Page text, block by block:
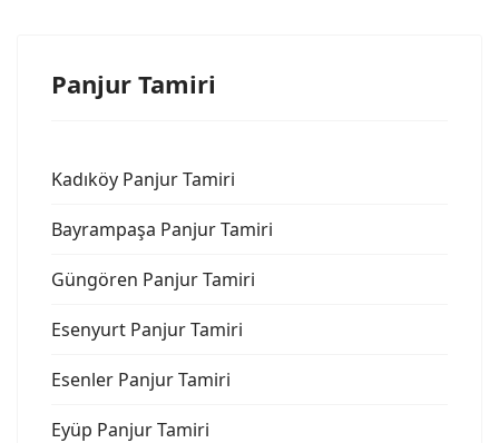
Panjur Tamiri
Kadıköy Panjur Tamiri
Bayrampaşa Panjur Tamiri
Güngören Panjur Tamiri
Esenyurt Panjur Tamiri
Esenler Panjur Tamiri
Eyüp Panjur Tamiri